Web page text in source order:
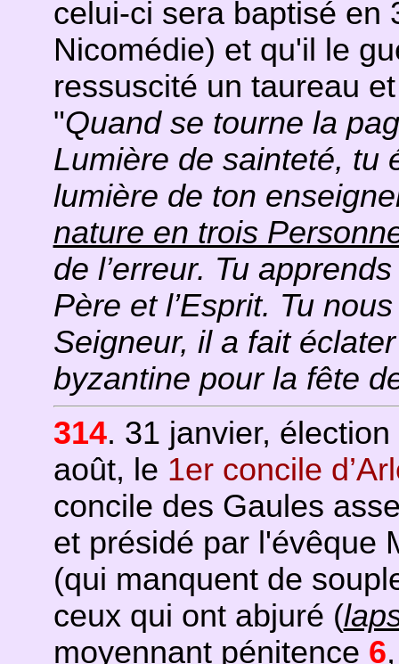
celui-ci sera baptisé en
Nicomédie) et qu'il le
ressuscité un taureau
"Quand se tourne la
Lumière de sainteté, tu
lumière de ton
nature en trois
de l’erreur. Tu
Père et l’Esprit. Tu
Seigneur, il a fait
byzantine pour la fête
314. 31 janvier,
août, le 1er concile
concile des Gaules
et présidé par l'évêque
(qui manquent de
ceux qui ont abjuré (
moyennant pénitence 6